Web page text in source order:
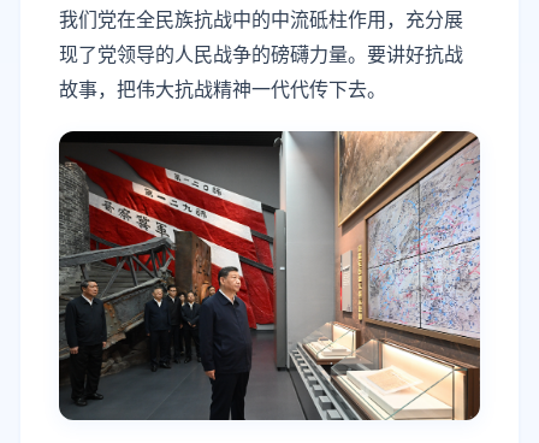
我们党在全民族抗战中的中流砥柱作用，充分展
现了党领导的人民战争的磅礴力量。要讲好抗战
故事，把伟大抗战精神一代代传下去。